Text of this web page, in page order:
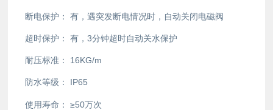
断电保护： 有，遇突发断电情况时，自动关闭电磁阀
超时保护： 有，3分钟超时自动关水保护
耐压标准： 16KG/m
防水等级： IP65
使用寿命： ≥50万次